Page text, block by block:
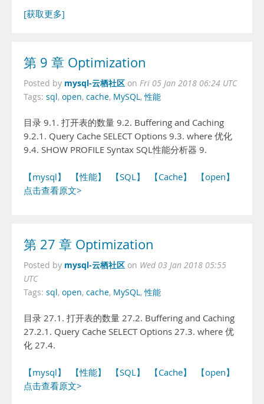
[获取更多]
第 9 章 Optimization
Posted by mysql-云栖社区 on Fri 05 Jan 2018 06:24 UTC
Tags: sql, open, cache, MySQL,性能
目录 9.1. 打开表的数量 9.2. Buffering and Caching
9.2.1. Query Cache SELECT Options 9.3. where 优化
9.4. SHOW PROFILE Syntax SQL性能分析器 9.
【mysql】 【性能】 【SQL】 【Cache】
【open】
点击查看原文>
第 27 章 Optimization
Posted by mysql-云栖社区 on Wed 03 Jan 2018 05:55
UTC
Tags: sql, open, cache, MySQL,性能
目录 27.1. 打开表的数量 27.2. Buffering and Caching
27.2.1. Query Cache SELECT Options 27.3. where 优
化 27.4.
【mysql】 【性能】 【SQL】 【Cache】
【open】
点击查看原文>